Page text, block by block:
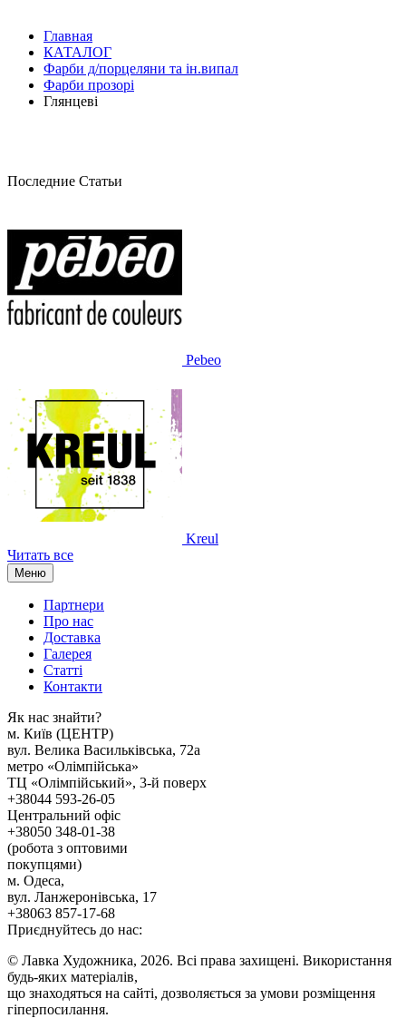
Главная
КАТАЛОГ
Фарби д/порцеляни та ін.випал
Фарби прозорі
Глянцеві
Последние Статьи
Pebeo
Kreul
Читать все
Меню
Партнери
Про нас
Доставка
Галерея
Статтi
Контакти
Як наc знайти?
м. Киïв (ЦЕНТР)
вул. Велика Васильківська, 72а
метро «Олімпійська»
ТЦ «Олімпійський», 3-й поверх
+38044 593-26-05
Центральний офіс
+38050 348-01-38
(робота з оптовими
покупцями)
м. Одеса,
вул. Ланжеронівська, 17
+38063 857-17-68
Приєднуйтесь до нас:
© Лавка Художника, 2026. Всі права захищені. Використання
будь-яких матеріалів,
що знаходяться на сайті, дозволяється за умови розміщення
гіперпосилання.